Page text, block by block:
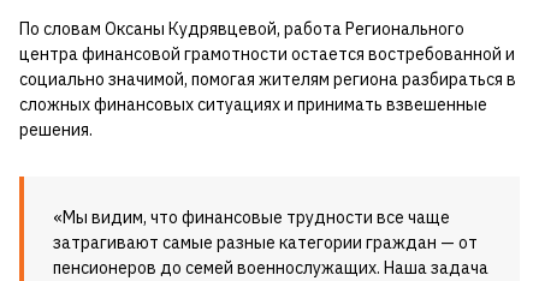
По словам Оксаны Кудрявцевой, работа Регионального
центра финансовой грамотности остается востребованной и
социально значимой, помогая жителям региона разбираться в
сложных финансовых ситуациях и принимать взвешенные
решения.
«Мы видим, что финансовые трудности все чаще
затрагивают самые разные категории граждан — от
пенсионеров до семей военнослужащих. Наша задача